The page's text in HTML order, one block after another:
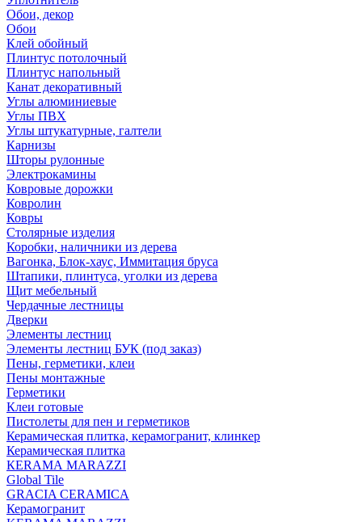
Обои, декор
Обои
Клей обойный
Плинтус потолочный
Плинтус напольный
Канат декоративный
Углы алюминиевые
Углы ПВХ
Углы штукатурные, галтели
Карнизы
Шторы рулонные
Электрокамины
Ковровые дорожки
Ковролин
Ковры
Столярные изделия
Коробки, наличники из дерева
Вагонка, Блок-хаус, Иммитация бруса
Штапики, плинтуса, уголки из дерева
Щит мебельный
Чердачные лестницы
Дверки
Элементы лестниц
Элементы лестниц БУК (под заказ)
Пены, герметики, клеи
Пены монтажные
Герметики
Клеи готовые
Пистолеты для пен и герметиков
Керамическая плитка, керамогранит, клинкер
Керамическая плитка
КЕRАМА MARAZZI
Global Tile
GRACIA CERAMICA
Керамогранит